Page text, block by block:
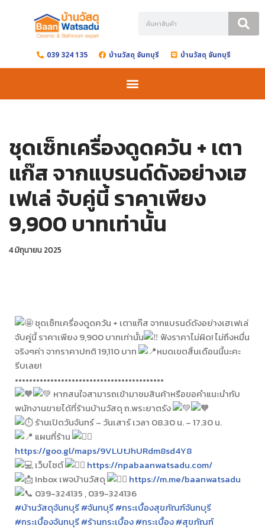
content 039 324 135 บ้านวัสดุ จันทบุรี บ้านวัสดุ จันทบุรี
ชุดเซ็ทเครื่องดูดควัน + เตา
แก๊ส จากแบรนด์ดังอย่างเฮ
เฟเล่ จับคู่นี้ ราคาเพียง
9,900 บาทเท่านั้น
4 มิถุนายน 2025
ชุดเซ็ทเครื่องดูดควัน + เตาแก๊ส จากแบรนด์ดังอย่างเฮเฟเล่
จับคู่นี้ ราคาเพียง 9,900 บาทเท่านั้น
ฟังราคาไม่ผิด! ไม่ถึงหมื่น
จริงๆค่า จากราคาปกติ 19,110 บาท
หมดเขตสิ้นเดือนนี้นะคะ
รีบเลย!
••••••••••••••••••••••••••••••••••••••••••
หากสนใจสามารถเข้ามาชมสินค้าหรือขอคำแนะนำกับ
พนักงานขายได้ที่ร้านบ้านวัสดุ ถ.พระยาตรัง
ร้านเปิดวันจันทร์ – วันเสาร์ เวลา 08.30 น. – 17.30 น.
แผนที่ร้าน
https://goo.gl/maps/9VLUtJhURdm8sd4Y8
เว็บไซต์
https://npabaanwatsadu.com/
Inbox เพจบ้านวัสดุ
https://m.me/baanwatsadu
039-324135 , 039-324136
#บ้านวัสดุจันทบุรี#จันทบุรี#กระเบื้องสุขภัณฑ์จันทบุรี
#กระเบื้องจันทบุรี#ร้านกระเบื้อง#กระเบื้อง#สุขภัณฑ์